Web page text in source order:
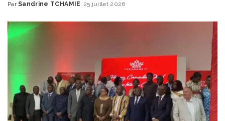
Publié
Par Sandrine TCHAMIE 25 juillet 2026